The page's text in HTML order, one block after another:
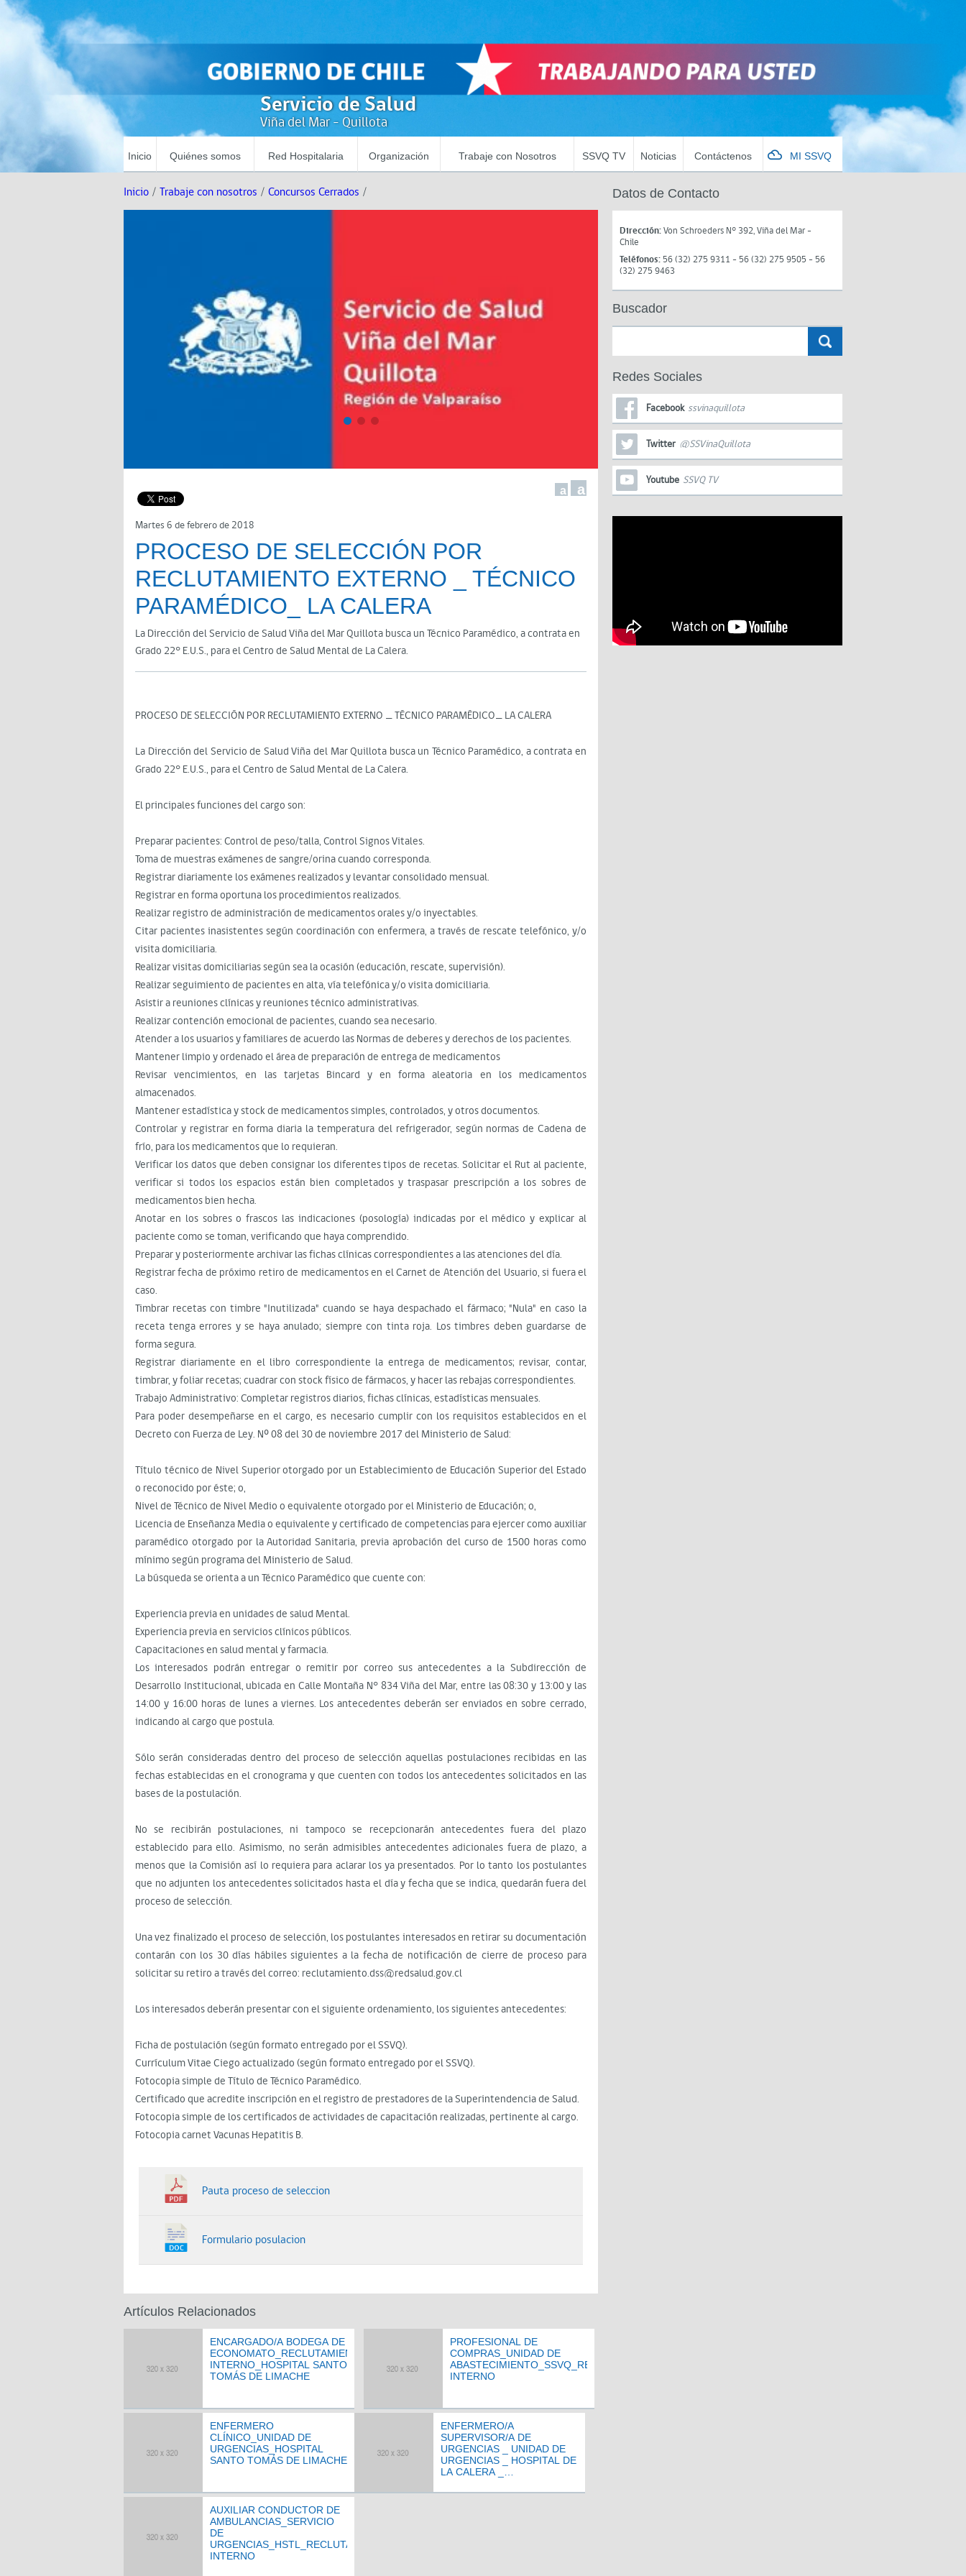
Servicio de Salud
Viña del Mar - Quillota
Inicio Quiénes somos Red Hospitalaria Organización Trabaje con Nosotros SSVQ TV Noticias Contáctenos MI SSVQ
Inicio / Trabaje con nosotros / Concursos Cerrados /
a a
Martes 6 de febrero de 2018
PROCESO DE SELECCIÓN POR
RECLUTAMIENTO EXTERNO ­_ TÉCNICO
PARAMÉDICO_ LA CALERA
La Dirección del Servicio de Salud Viña del Mar Quillota busca un Técnico Paramédico, a contrata en
Grado 22° E.U.S., para el Centro de Salud Mental de La Calera.
PROCESO DE SELECCIÓN POR RECLUTAMIENTO EXTERNO ­_ TÉCNICO PARAMÉDICO_ LA CALERA
La Dirección del Servicio de Salud Viña del Mar Quillota busca un Técnico Paramédico, a contrata en
Grado 22° E.U.S., para el Centro de Salud Mental de La Calera.
El principales funciones del cargo son:
Preparar pacientes: Control de peso/talla, Control Signos Vitales.
Toma de muestras exámenes de sangre/orina cuando corresponda.
Registrar diariamente los exámenes realizados y levantar consolidado mensual.
Registrar en forma oportuna los procedimientos realizados.
Realizar registro de administración de medicamentos orales y/o inyectables.
Citar pacientes inasistentes según coordinación con enfermera, a través de rescate telefónico, y/o
visita domiciliaria.
Realizar visitas domiciliarias según sea la ocasión (educación, rescate, supervisión).
Realizar seguimiento de pacientes en alta, vía telefónica y/o visita domiciliaria.
Asistir a reuniones clínicas y reuniones técnico administrativas.
Realizar contención emocional de pacientes, cuando sea necesario.
Atender a los usuarios y familiares de acuerdo las Normas de deberes y derechos de los pacientes.
Mantener limpio y ordenado el área de preparación de entrega de medicamentos
Revisar vencimientos, en las tarjetas Bincard y en forma aleatoria en los medicamentos
almacenados.
Mantener estadística y stock de medicamentos simples, controlados, y otros documentos.
Controlar y registrar en forma diaria la temperatura del refrigerador, según normas de Cadena de
frío, para los medicamentos que lo requieran.
Verificar los datos que deben consignar los diferentes tipos de recetas. Solicitar el Rut al paciente,
verificar si todos los espacios están bien completados y traspasar prescripción a los sobres de
medicamentos bien hecha.
Anotar en los sobres o frascos las indicaciones (posología) indicadas por el médico y explicar al
paciente como se toman, verificando que haya comprendido.
Preparar y posteriormente archivar las fichas clínicas correspondientes a las atenciones del día.
Registrar fecha de próximo retiro de medicamentos en el Carnet de Atención del Usuario, si fuera el
caso.
Timbrar recetas con timbre "Inutilizada" cuando se haya despachado el fármaco; "Nula" en caso la
receta tenga errores y se haya anulado; siempre con tinta roja. Los timbres deben guardarse de
forma segura.
Registrar diariamente en el libro correspondiente la entrega de medicamentos; revisar, contar,
timbrar, y foliar recetas; cuadrar con stock físico de fármacos, y hacer las rebajas correspondientes.
Trabajo Administrativo: Completar registros diarios, fichas clínicas, estadísticas mensuales.
Para poder desempeñarse en el cargo, es necesario cumplir con los requisitos establecidos en el
Decreto con Fuerza de Ley. Nº 08 del 30 de noviembre 2017 del Ministerio de Salud:
Título técnico de Nivel Superior otorgado por un Establecimiento de Educación Superior del Estado
o reconocido por éste; o,
Nivel de Técnico de Nivel Medio o equivalente otorgado por el Ministerio de Educación; o,
Licencia de Enseñanza Media o equivalente y certificado de competencias para ejercer como auxiliar
paramédico otorgado por la Autoridad Sanitaria, previa aprobación del curso de 1500 horas como
mínimo según programa del Ministerio de Salud.
La búsqueda se orienta a un Técnico Paramédico que cuente con:
Experiencia previa en unidades de salud Mental.
Experiencia previa en servicios clínicos públicos.
Capacitaciones en salud mental y farmacia.
Los interesados podrán entregar o remitir por correo sus antecedentes a la Subdirección de
Desarrollo Institucional, ubicada en Calle Montaña N° 834 Viña del Mar, entre las 08:30 y 13:00 y las
14:00 y 16:00 horas de lunes a viernes. Los antecedentes deberán ser enviados en sobre cerrado,
indicando al cargo que postula.
Sólo serán consideradas dentro del proceso de selección aquellas postulaciones recibidas en las
fechas establecidas en el cronograma y que cuenten con todos los antecedentes solicitados en las
bases de la postulación.
No se recibirán postulaciones, ni tampoco se recepcionarán antecedentes fuera del plazo
establecido para ello. Asimismo, no serán admisibles antecedentes adicionales fuera de plazo, a
menos que la Comisión así lo requiera para aclarar los ya presentados. Por lo tanto los postulantes
que no adjunten los antecedentes solicitados hasta el día y fecha que se indica, quedarán fuera del
proceso de selección.
Una vez finalizado el proceso de selección, los postulantes interesados en retirar su documentación
contarán con los 30 días hábiles siguientes a la fecha de notificación de cierre de proceso para
solicitar su retiro a través del correo: reclutamiento.dss@redsalud.gov.cl
Los interesados deberán presentar con el siguiente ordenamiento, los siguientes antecedentes:
Ficha de postulación (según formato entregado por el SSVQ).
Currículum Vitae Ciego actualizado (según formato entregado por el SSVQ).
Fotocopia simple de Título de Técnico Paramédico.
Certificado que acredite inscripción en el registro de prestadores de la Superintendencia de Salud.
Fotocopia simple de los certificados de actividades de capacitación realizadas, pertinente al cargo.
Fotocopia carnet Vacunas Hepatitis B.
Pauta proceso de seleccion
Formulario posulacion
Artículos Relacionados
ENCARGADO/A BODEGA DE
ECONOMATO_RECLUTAMIENTO
INTERNO_HOSPITAL SANTO
TOMÁS DE LIMACHE
PROFESIONAL DE
COMPRAS_UNIDAD DE
ABASTECIMIENTO_SSVQ_RECLUTAMIENTO
INTERNO
ENFERMERO
CLÍNICO_UNIDAD DE
URGENCIAS_HOSPITAL
SANTO TOMÁS DE LIMACHE
ENFERMERO/A
SUPERVISOR/A DE
URGENCIAS _ UNIDAD DE
URGENCIAS _ HOSPITAL DE
LA CALERA _
AUXILIAR CONDUCTOR DE
AMBULANCIAS_SERVICIO
DE
URGENCIAS_HSTL_RECLUTAMIENTO
INTERNO
Datos de Contacto
Dirección:Von Schroeders N° 392, Viña del Mar -
Chile
Teléfonos: 56 (32) 275 9311 - 56 (32) 275 9505 - 56
(32) 275 9463
Buscador
Redes Sociales
Facebook ssvinaquillota
Twitter @SSVinaQuillota
Youtube SSVQ TV